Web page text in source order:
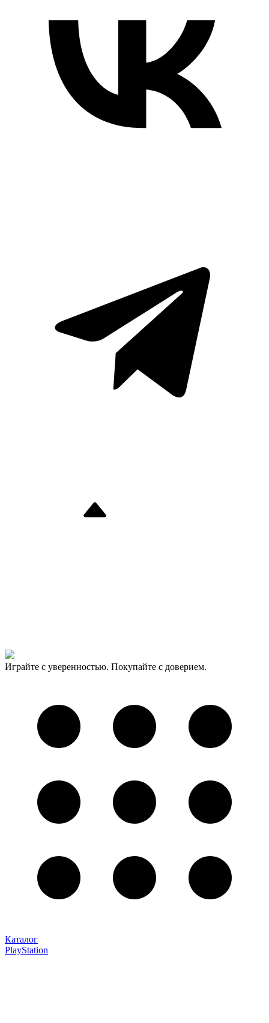
Играйте с уверенностью. Покупайте с доверием.
Каталог
PlayStation